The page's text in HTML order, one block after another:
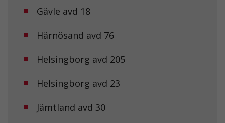
Gävle avd 18
Härnösand avd 76
Helsingborg avd 205
Helsingborg avd 23
Jämtland avd 30